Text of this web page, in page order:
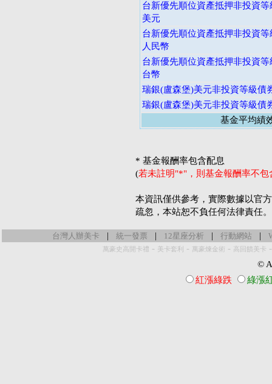
台新優先順位資產抵押非投資
美元
台新優先順位資產抵押非投資
人民幣
台新優先順位資產抵押非投資
台幣
瑞銀(盧森堡)美元非投資等級債
瑞銀(盧森堡)美元非投資等級債
基金平均績
* 基金報酬率包含配息
(若未註明"*"，則基金報酬率不
本資訊僅供參考，實際數據以官
疏忽，本站恕不負任何法律責任。
台灣人辦美卡 | 統一發票 | 12星座分析 | 行動網站 |
萬豪史高開卡禮 - 美卡套利 - 萬豪煉金術 - 高回饋美卡
©
紅漲綠跌
綠漲